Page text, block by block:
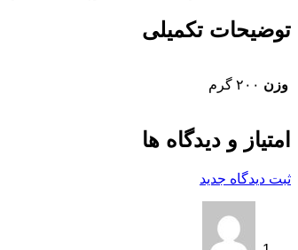
توضیحات تکمیلی
وزن ۲۰۰ گرم
امتیاز و دیدگاه ها
ثبت دیدگاه جدید